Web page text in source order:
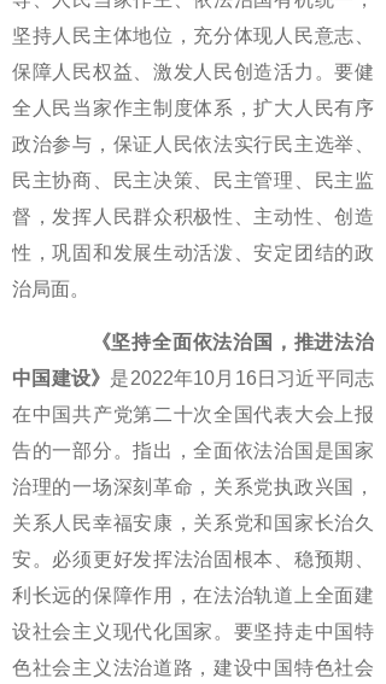
坚持人民主体地位，充分体现人民意志、
保障人民权益、激发人民创造活力。要健
全人民当家作主制度体系，扩大人民有序
政治参与，保证人民依法实行民主选举、
民主协商、民主决策、民主管理、民主监
督，发挥人民群众积极性、主动性、创造
性，巩固和发展生动活泼、安定团结的政
治局面。
《坚持全面依法治国，推进法治
中国建设》 是2022年10月16日习近平同志
在中国共产党第二十次全国代表大会上报
告的一部分。指出，全面依法治国是国家
治理的一场深刻革命，关系党执政兴国，
关系人民幸福安康，关系党和国家长治久
安。必须更好发挥法治固根本、稳预期、
利长远的保障作用，在法治轨道上全面建
设社会主义现代化国家。要坚持走中国特
色社会主义法治道路，建设中国特色社会